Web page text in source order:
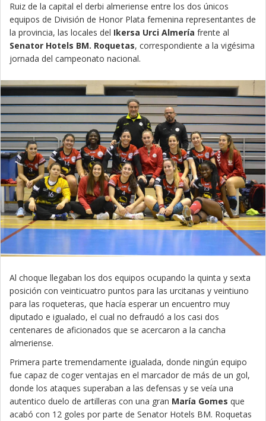
Ruiz de la capital el derbi almeriense entre los dos únicos
equipos de División de Honor Plata femenina representantes de
la provincia, las locales del Ikersa Urci Almería frente al
Senator Hotels BM. Roquetas, correspondiente a la vigésima
jornada del campeonato nacional.
Al choque llegaban los dos equipos ocupando la quinta y sexta
posición con veinticuatro puntos para las urcitanas y veintiuno
para las roqueteras, que hacía esperar un encuentro muy
diputado e igualado, el cual no defraudó a los casi dos
centenares de aficionados que se acercaron a la cancha
almeriense.
Primera parte tremendamente igualada, donde ningún equipo
fue capaz de coger ventajas en el marcador de más de un gol,
donde los ataques superaban a las defensas y se veía una
autentico duelo de artilleras con una gran María Gomes que
acabó con 12 goles por parte de Senator Hotels BM. Roquetas